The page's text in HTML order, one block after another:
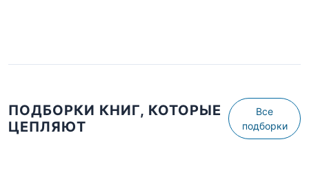
ПОДБОРКИ КНИГ, КОТОРЫЕ
ЦЕПЛЯЮТ
Все
подборки